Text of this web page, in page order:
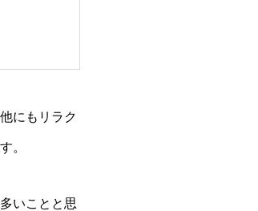
にもリラク
。
いことと思